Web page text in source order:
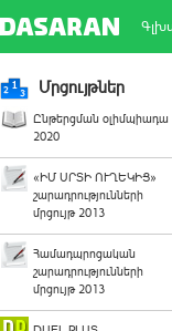
Մրցույթներ
Ընթերցման օլիմպիադա
2020
«ԻՄ ՍՐՏԻ ՈՒՂԵԿԻՑ»
շարադրությունների
մրցույթ 2013
Համադպրոցական
շարադրությունների
մրցույթ 2013